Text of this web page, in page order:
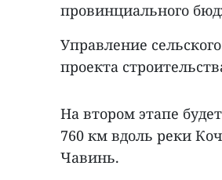
провинциального
Управление
проекта
На втором этапе
760 км вдоль реки
Чавинь.